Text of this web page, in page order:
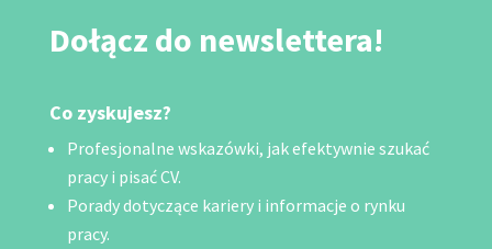
Dołącz do newslettera!
Co zyskujesz?
Profesjonalne wskazówki, jak efektywnie szukać
pracy i pisać CV.
Porady dotyczące kariery i informacje o rynku
pracy.